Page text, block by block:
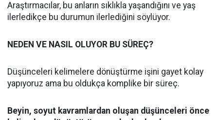
Araştırmacılar, bu anların sıklıkla yaşandığını ve yaş
ilerledikçe bu durumun ilerlediğini söylüyor.
NEDEN VE NASIL OLUYOR BU SÜREÇ?
Düşünceleri kelimelere dönüştürme işini gayet kolay
yapıyoruz ama bu oldukça komplike bir süreç.
Beyin, soyut kavramlardan oluşan düşünceleri önce